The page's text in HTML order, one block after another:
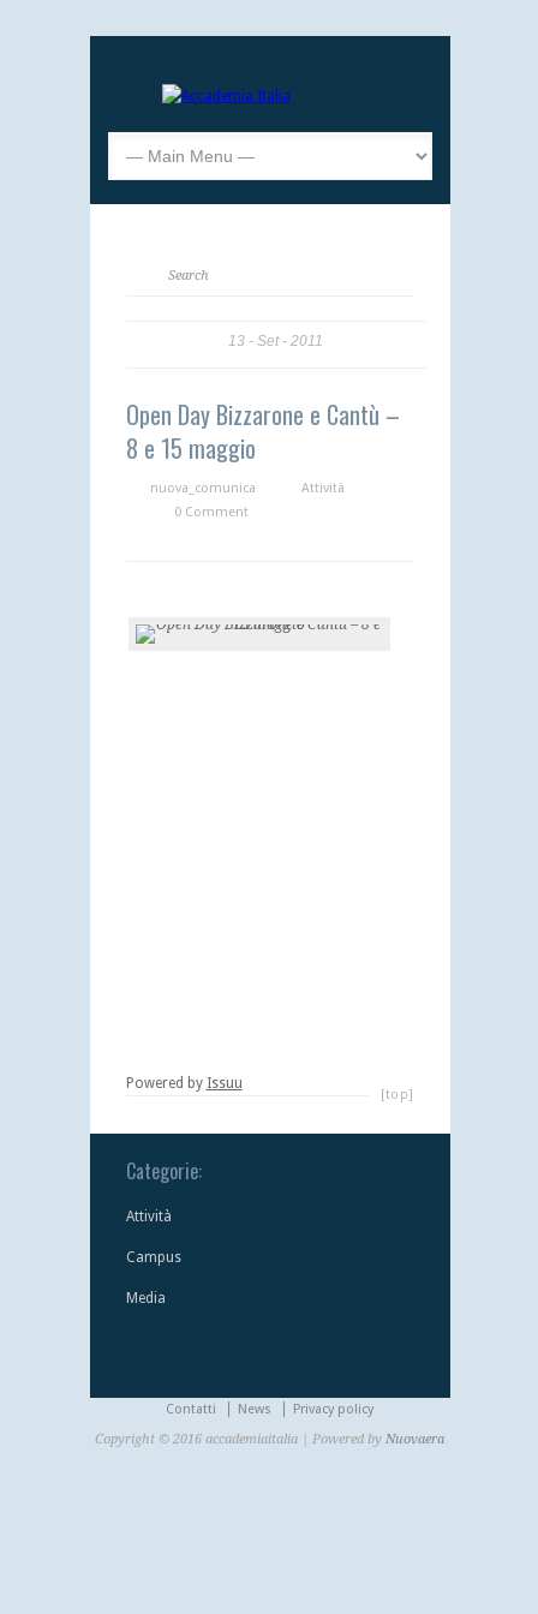
13 Set 2011
Open Day Bizzarone e Cantù –
8 e 15 maggio
nuova_comunica
Attività
0 Comment
Powered by Issuu
[top]
Categorie:
Attività
Campus
Media
Contatti News
Privacy policy
Copyright © 2016 accademiaitalia | Powered by Nuovaera